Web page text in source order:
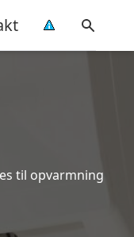
til opvarmning